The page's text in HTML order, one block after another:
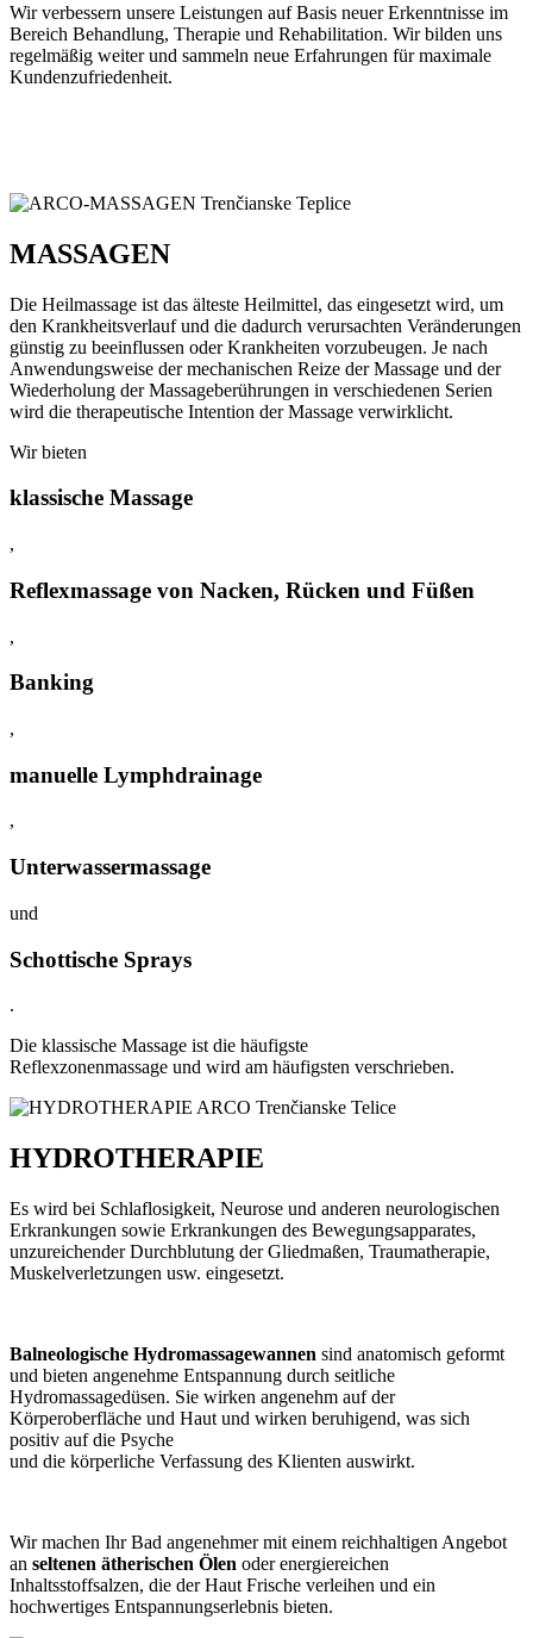
Wir verbessern unsere Leistungen auf Basis neuer Erkenntnisse im
Bereich Behandlung, Therapie und Rehabilitation. Wir bilden uns
regelmäßig weiter und sammeln neue Erfahrungen für maximale
Kundenzufriedenheit.
MASSAGEN
Die Heilmassage ist das älteste Heilmittel, das eingesetzt wird, um
den Krankheitsverlauf und die dadurch verursachten Veränderungen
günstig zu beeinflussen oder Krankheiten vorzubeugen. Je nach
Anwendungsweise der mechanischen Reize der Massage und der
Wiederholung der Massageberührungen in verschiedenen Serien
wird die therapeutische Intention der Massage verwirklicht.
Wir bieten
klassische Massage
,
Reflexmassage von Nacken, Rücken und Füßen
,
Banking
,
manuelle Lymphdrainage
,
Unterwassermassage
und
Schottische Sprays
.
Die klassische Massage ist die häufigste
Reflexzonenmassage und wird am häufigsten verschrieben.
HYDROTHERAPIE
Es wird bei Schlaflosigkeit, Neurose und anderen neurologischen
Erkrankungen sowie Erkrankungen des Bewegungsapparates,
unzureichender Durchblutung der Gliedmaßen, Traumatherapie,
Muskelverletzungen usw. eingesetzt.
Balneologische Hydromassagewannen sind anatomisch geformt
und bieten angenehme Entspannung durch seitliche
Hydromassagedüsen. Sie wirken angenehm auf der
Körperoberfläche und Haut und wirken beruhigend, was sich
positiv auf die Psyche
und die körperliche Verfassung des Klienten auswirkt.
Wir machen Ihr Bad angenehmer mit einem reichhaltigen Angebot
an seltenen ätherischen Ölen oder energiereichen
Inhaltsstoffsalzen, die der Haut Frische verleihen und ein
hochwertiges Entspannungserlebnis bieten.